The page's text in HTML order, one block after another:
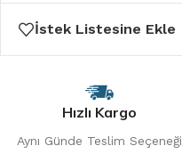
İstek Listesine Ekle
Hızlı Kargo
Aynı Günde Teslim Seçeneği